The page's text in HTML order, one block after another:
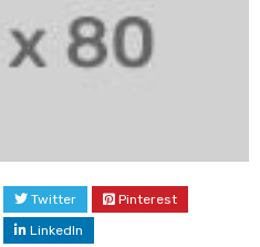
Twitter
Pinterest
LinkedIn